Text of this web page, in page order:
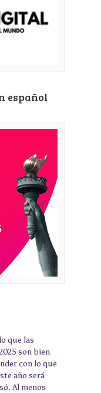
español
que las
son bien
con lo que
año será
Al menos